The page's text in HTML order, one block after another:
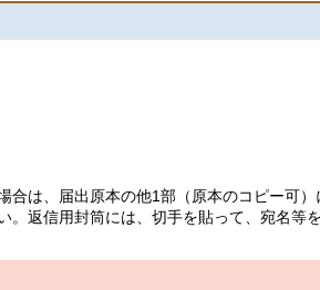
合は、届出原本の他1部（原本のコピー可
。返信用封筒には、切手を貼って、宛名等